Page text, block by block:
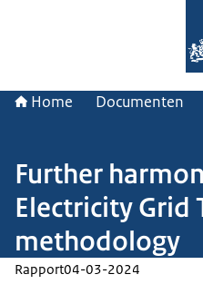
Home Documenten
Further
Electricity Grid
methodology
Rapport04-03-2024